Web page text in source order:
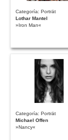
Categoría: Porträt
Lothar Mantel
»Iron Man«
Categoría: Porträt
Michael Offen
»Nancy«